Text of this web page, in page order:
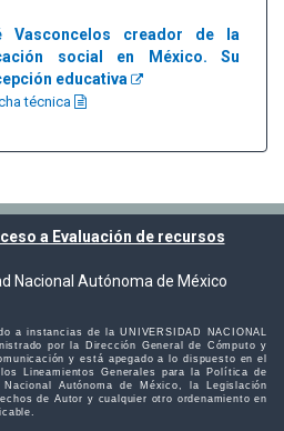
Vasconcelos creador de la
social en México. Su
educativa
técnica
a Evaluación de recursos
Nacional Autónoma de México
a instancias de la UNIVERSIDAD NACIONAL
por la Dirección General de Cómputo y
y está apegado a lo dispuesto en el
Lineamientos Generales para la Política de
Autónoma de México, la Legislación
de Autor y cualquier otro ordenamiento en